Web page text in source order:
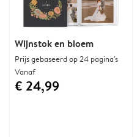
Wijnstok en bloem
Prijs gebaseerd op 24 pagina's
Vanaf
€ 24,99